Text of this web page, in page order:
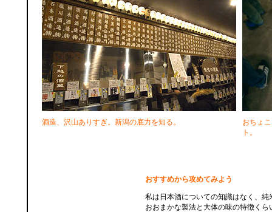
酒造、沢山ありすぎ。新潟の底力を知る。
おちょ
ト。
おすすめから攻めてみよう
私は日本酒についての知識はなく、純
おおまかな製法と大体の味の特徴くら